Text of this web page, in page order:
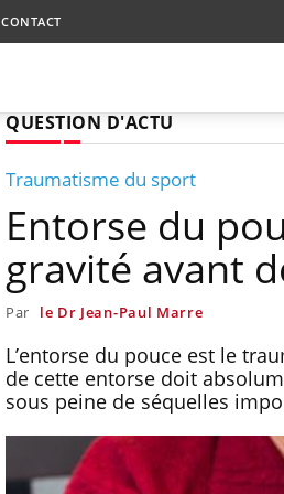
CONTACT
QUESTION D'ACTU
Traumatisme du sport
Entorse du
gravité avant
Par le Dr Jean-Paul Marre
L’entorse du pouce est le
de cette entorse doit
sous peine de séquelles